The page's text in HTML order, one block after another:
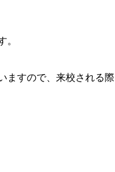
。
すので、来校される